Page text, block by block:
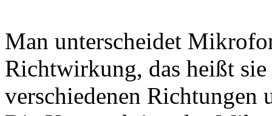
Man unterscheidet
Richtwirkung, das heißt
verschiedenen